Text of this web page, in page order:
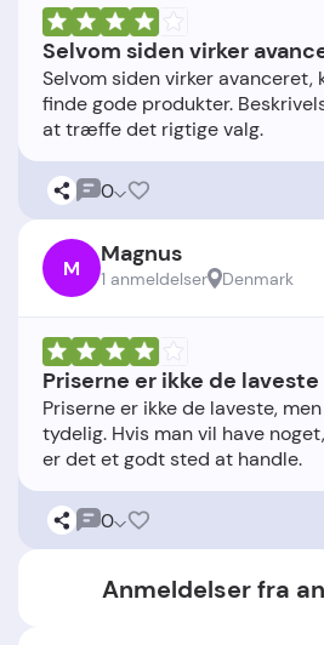
Selvom siden virker
Selvom siden virker avanceret,
finde gode produkter.
0
M Magnus
1 anmeldelser Denmark
Priserne er ikke de laveste
Priserne er ikke de laveste,
tydelig. Hvis man vil have
0
Anmeldelser fra